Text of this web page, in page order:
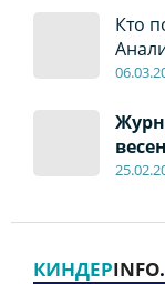
Кто
06.0
25.
КИНДЕРINFO